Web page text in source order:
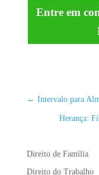
Entre em
← Intervalo para
Herança:
Direito de Família
Direito do Trabalho